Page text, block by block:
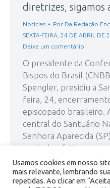
diretrizes, sigamos
Notícias Por Da Redação
SEXTA-FEIRA, 24 DE ABRIL DE
Deixe um comentário
O presidente da
Bispos do Brasil
Spengler, presidiu a
feira, 24,
episcopado brasileiro.
central do Santuário
Senhora Aparecida
cardeal enfatizou o
Corpo é oferecido…
Usamos cookies em nosso
mais relevante, lembrando
repetidas. Ao clicar em